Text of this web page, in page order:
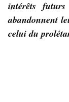
intérêts
abandonnent
celui du